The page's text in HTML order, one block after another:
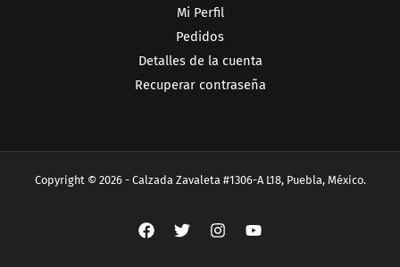
Mi Perfil
Pedidos
Detalles de la cuenta
Recuperar contraseña
Copyright © 2026 - Calzada Zavaleta #1306-A L18, Puebla, México.